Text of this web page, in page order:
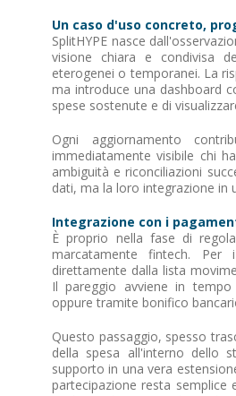
Un caso d'uso concreto,
SplitHYPE nasce
visione chiara e condivisa
eterogenei o temporanei. La
ma introduce una dashboard
spese sostenute e di
Ogni aggiornamento
immediatamente visibile chi
ambiguità e riconciliazioni
dati, ma la loro integrazione in
Integrazione con i
È proprio nella fase di
marcatamente fintech.
direttamente dalla lista
Il pareggio avviene in
oppure tramite bonifico
Questo passaggio, spesso
della spesa all'interno dello
supporto in una vera
partecipazione resta semplice